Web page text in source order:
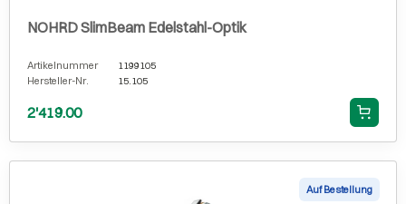
NOHRD SlimBeam Edelstahl-Optik
Artikelnummer
1199105
Hersteller-Nr.
15.105
2'419.00
Auf Bestellung